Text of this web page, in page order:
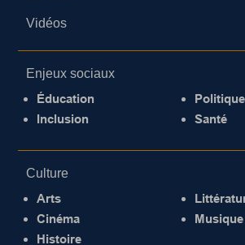
Vidéos
Enjeux sociaux
Éducation
Inclusion
Politique
Santé
Culture
Arts
Cinéma
Histoire
Musique